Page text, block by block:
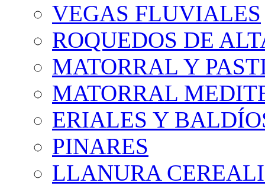
VEGAS FLUVIALES
ROQUEDOS DE
MATORRAL Y
MATORRAL
ERIALES Y
PINARES
LLANURA